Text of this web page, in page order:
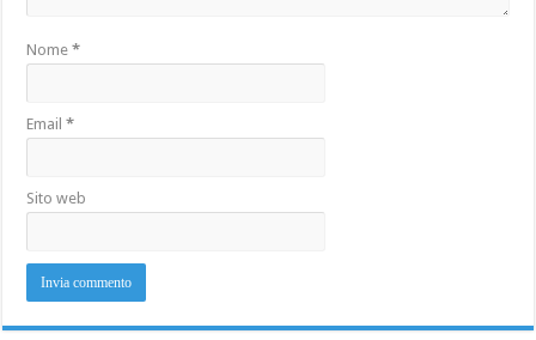
Nome*
Email*
Sito web